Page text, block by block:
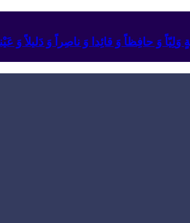
وَ حافِظاً وَ قائِدا ‏وَ ناصِراً وَ دَلیلاً وَ